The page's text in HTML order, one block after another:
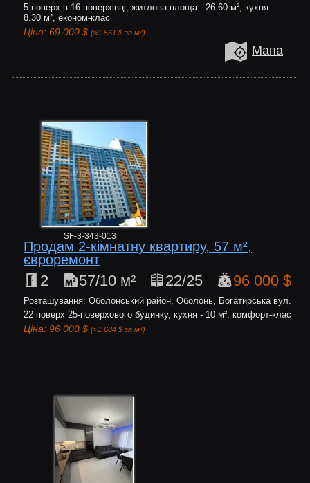
5 поверх в 16-поверхівці, житлова площа - 26.60 м², кухня -
8.30 м², економ-клас
Ціна: 69 000 $ (≈1 561 $ за м²)
Мапа
SF-3-343-013
Продам 2-кімнатну квартиру, 57 м²,
євроремонт
2 57/10 м² 22/25 96 000 $
Розташування: Оболонський район, Оболонь, Богатирська вул.
22 поверх 25-поверхового будинку, кухня - 10 м², комфорт-клас
Ціна: 96 000 $ (≈1 684 $ за м²)